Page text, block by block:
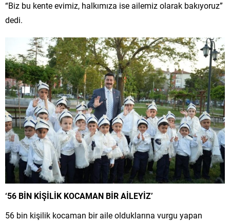
“Biz bu kente evimiz, halkımıza ise ailemiz olarak bakıyoruz”
dedi.
‘56 BİN KİŞİLİK KOCAMAN BİR AİLEYİZ’
56 bin kişilik kocaman bir aile olduklarına vurgu yapan